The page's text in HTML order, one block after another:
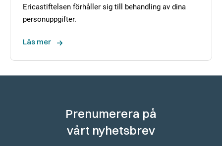
Ericastiftelsen förhåller sig till behandling av dina
personuppgifter.
Läs mer
Prenumerera på
vårt nyhetsbrev